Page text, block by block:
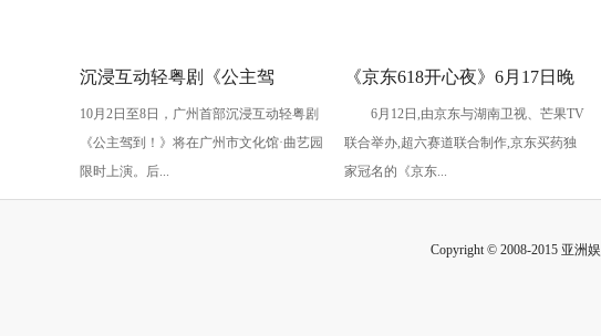
沉浸互动轻粤剧《公主驾
到！》国庆假期上演
10月2日至8日，广州首部沉浸互动轻粤剧
《公主驾到！》将在广州市文化馆·曲艺园
限时上演。后...
《京东618开心夜》6月17日晚
开启：抢先预约直播 赢最高
2025元红包
6月12日,由京东与湖南卫视、芒果TV
联合举办,超六赛道联合制作,京东买药独
家冠名的《京东...
Copyright © 2008-2015 亚洲